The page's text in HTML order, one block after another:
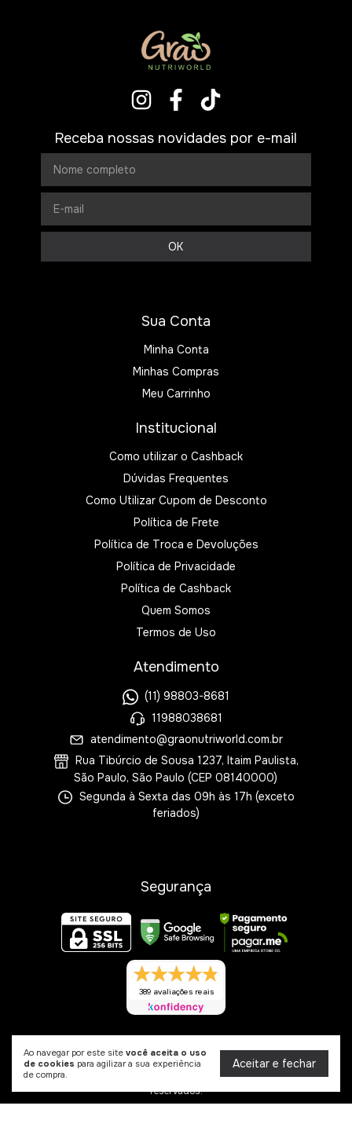
Ao navegar por este site você aceita o uso
de cookies para agilizar a sua experiência
de compra.
Aceitar e fechar
Receba nossas novidades por e-mail
Sua Conta
Minha Conta
Minhas Compras
Meu Carrinho
Institucional
Como utilizar o Cashback
Dúvidas Frequentes
Como Utilizar Cupom de Desconto
Política de Frete
Política de Troca e Devoluções
Política de Privacidade
Política de Cashback
Quem Somos
Termos de Uso
Atendimento
(11) 98803-8681
11988038681
atendimento@graonutriworld.com.br
Rua Tibúrcio de Sousa 1237, Itaim Paulista,
São Paulo, São Paulo (CEP 08140000)
Segunda à Sexta das 09h às 17h (exceto
feriados)
Segurança
389 avaliações reais
Grão Nutriworld
©2026. Grão Nutri World - 50888933000135. Todos os direitos
reservados.